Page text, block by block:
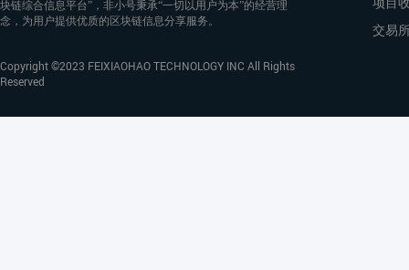
块链综合信息平台”，非小号秉承“一切以用户为本”的经营理
念，为用户提供优质的区块链信息分享服务。
Copyright ©2023 FEIXIAOHAO TECHNOLOGY INC All Rights
Reserved
交易